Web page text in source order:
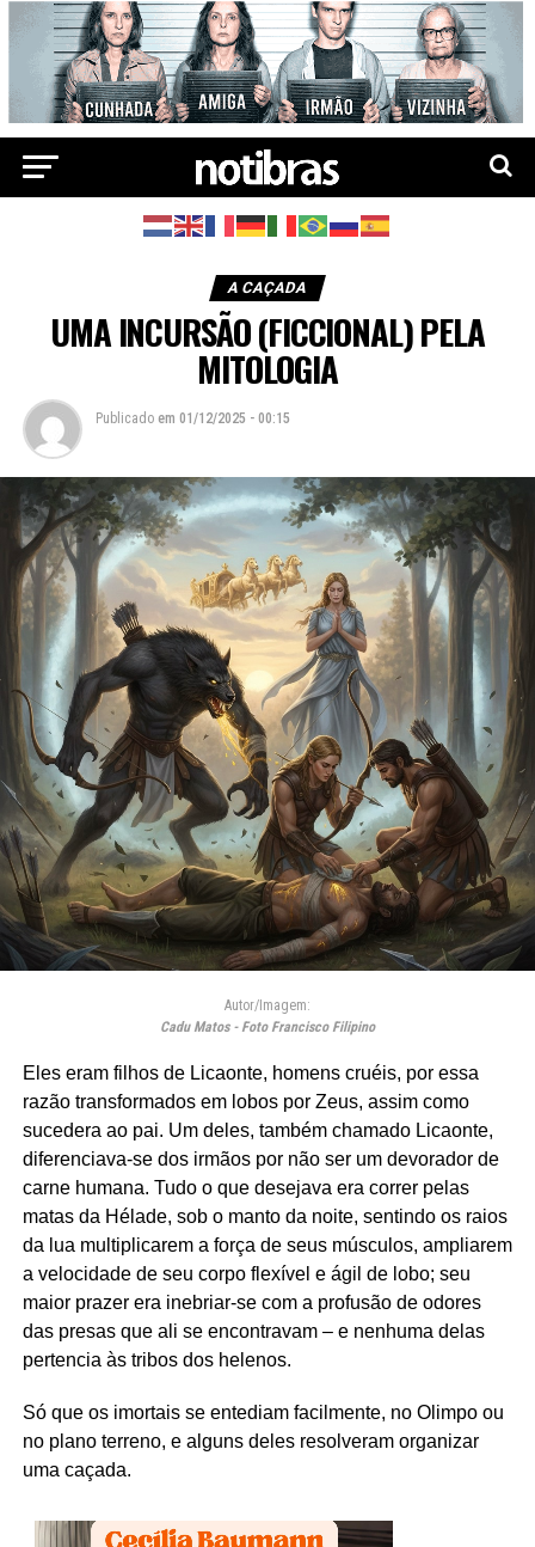
A CAÇADA
UMA INCURSÃO (FICCIONAL) PELA
MITOLOGIA
Publicado em 01/12/2025 - 00:15
Autor/Imagem:
Cadu Matos - Foto Francisco Filipino
Eles eram filhos de Licaonte, homens cruéis, por essa
razão transformados em lobos por Zeus, assim como
sucedera ao pai. Um deles, também chamado Licaonte,
diferenciava-se dos irmãos por não ser um devorador de
carne humana. Tudo o que desejava era correr pelas
matas da Hélade, sob o manto da noite, sentindo os raios
da lua multiplicarem a força de seus músculos, ampliarem
a velocidade de seu corpo flexível e ágil de lobo; seu
maior prazer era inebriar-se com a profusão de odores
das presas que ali se encontravam – e nenhuma delas
pertencia às tribos dos helenos.
Só que os imortais se entediam facilmente, no Olimpo ou
no plano terreno, e alguns deles resolveram organizar
uma caçada.